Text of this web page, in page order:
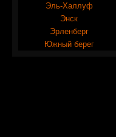
Эль-Халлуф
Энск
Эрленберг
Южный берег